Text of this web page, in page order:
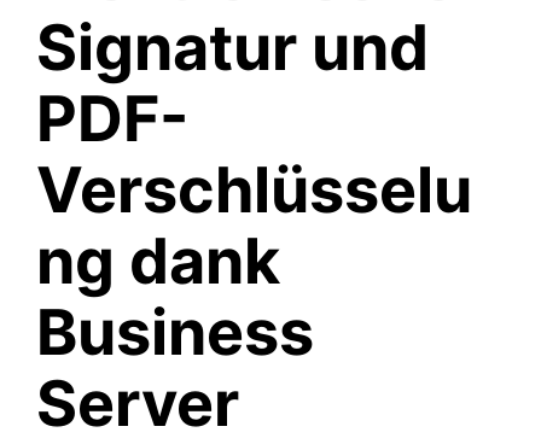
Signatur und
PDF-
Verschlüsselu
ng dank
Business
Server